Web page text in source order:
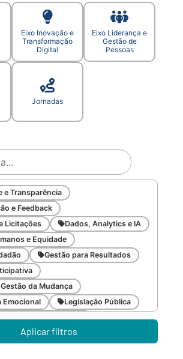
Eixo Inovação e
Transformação
Digital
Eixo Liderança e
Gestão de
Pessoas
Jornadas
e Transparência
e Feedback
Licitações
Dados, Analytics e IA
e Equidade
Gestão para Resultados
da Mudança
Emocional
Legislação Pública
e Sustentabilidade
Ágeis
Orçamento e Finanças
Aplicar filtros